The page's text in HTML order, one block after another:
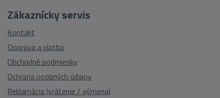
Zákaznícky servis
Kontakt
Doprava a platba
Obchodné podmienky
Ochrana osobných údajov
Reklamácia (vrátenie / výmena)